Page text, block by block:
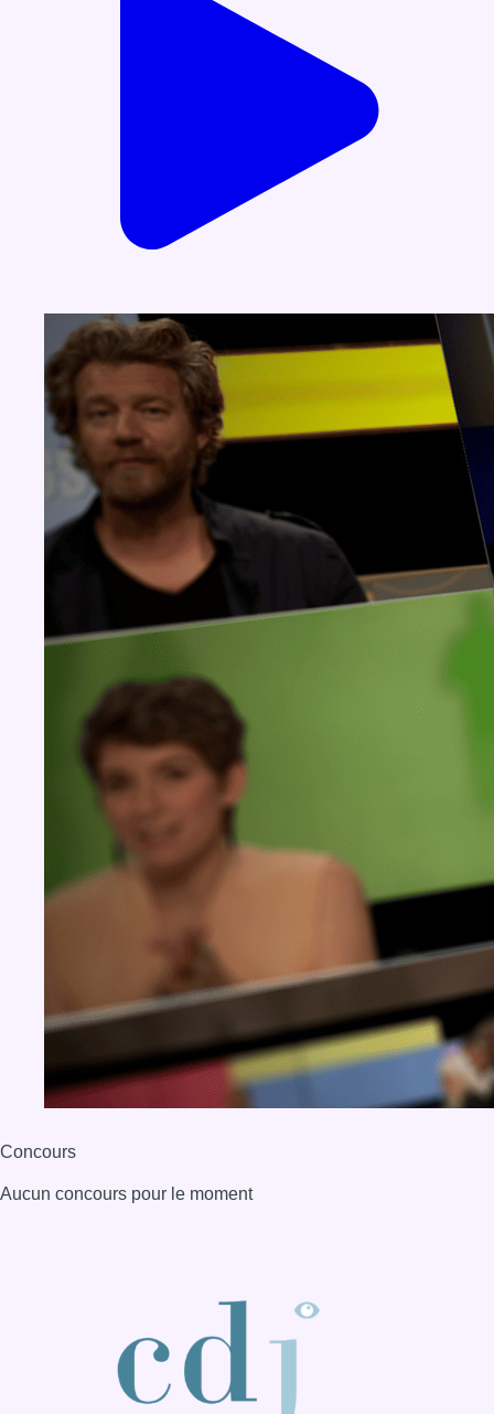
Concours
Aucun concours pour le moment